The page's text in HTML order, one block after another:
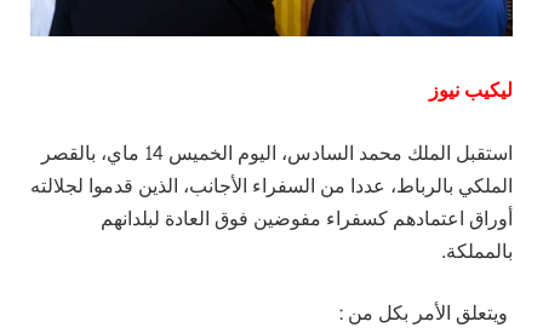
ليكيب نيوز
استقبل الملك محمد السادس، اليوم الخميس 14 ماي، بالقصر
الملكي بالرباط، عددا من السفراء الأجانب، الذين قدموا لجلالته
أوراق اعتمادهم كسفراء مفوضين فوق العادة لبلدانهم
بالمملكة.
ويتعلق الأمر بكل من :